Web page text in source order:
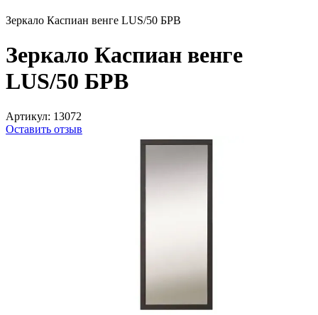
Зеркало Каспиан венге LUS/50 БРВ
Зеркало Каспиан венге
LUS/50 БРВ
Артикул: 13072
Оставить отзыв